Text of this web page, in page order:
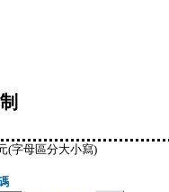
(字母區分大小寫)